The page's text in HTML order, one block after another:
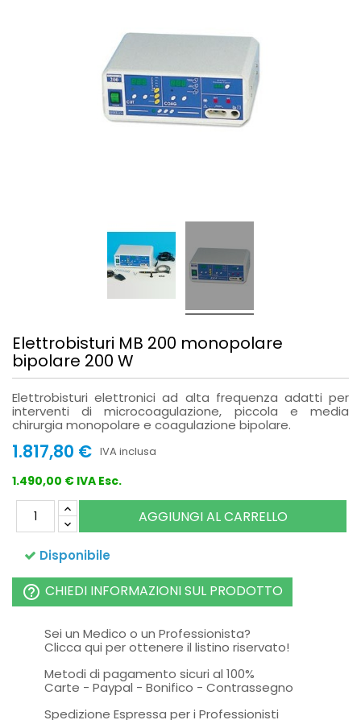
Elettrobisturi MB 200 monopolare
bipolare 200 W
Elettrobisturi elettronici ad alta frequenza adatti per
interventi di microcoagulazione, piccola e media
chirurgia monopolare e coagulazione bipolare.
1.817,80 € IVA inclusa
1.490,00 € IVA Esc.
AGGIUNGI AL CARRELLO
Disponibile
help_outline CHIEDI INFORMAZIONI SUL PRODOTTO
Sei un Medico o un Professionista?
Clicca qui per ottenere il listino riservato!
Metodi di pagamento sicuri al 100%
Carte - Paypal - Bonifico - Contrassegno
Spedizione Espressa per i Professionisti